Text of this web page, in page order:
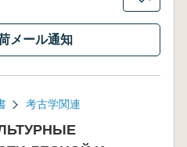
メール通知
考古学関連